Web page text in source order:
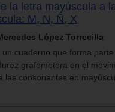
la letra mayúscula a
M, N, Ñ, X
López Torrecilla
cuaderno que forma
grafomotora en el
las consonantes en